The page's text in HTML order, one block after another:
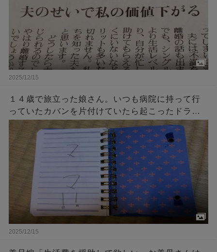
2025/12/15
１４歳で旅立った娘さん。いつも病院に持って行
っていたカバンを片付けていたら起こったドラマ
のような奇跡・・・
2025/12/15